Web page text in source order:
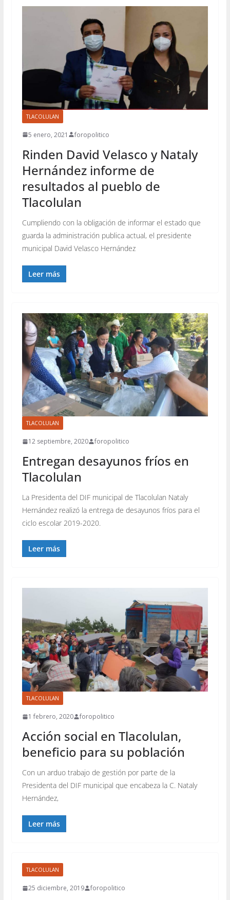
TLACOLULAN
5 enero, 2021 foropolitico
Rinden David Velasco y Nataly
Hernández informe de
resultados al pueblo de
Tlacolulan
Cumpliendo con la obligación de informar el estado que
guarda la administración publica actual, el presidente
municipal David Velasco Hernández
Leer más
TLACOLULAN
12 septiembre, 2020 foropolitico
Entregan desayunos fríos en
Tlacolulan
La Presidenta del DIF municipal de Tlacolulan Nataly
Hernández realizó la entrega de desayunos fríos para el
ciclo escolar 2019-2020.
Leer más
TLACOLULAN
1 febrero, 2020 foropolitico
Acción social en Tlacolulan,
beneficio para su población
Con un arduo trabajo de gestión por parte de la
Presidenta del DIF municipal que encabeza la C. Nataly
Hernández,
Leer más
TLACOLULAN
25 diciembre, 2019 foropolitico